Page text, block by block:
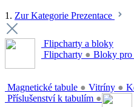
1. Zur Kategorie Prezentace
Flipcharty a bloky
Flipcharty ● Bloky
Magnetické tabule ● Vitríny ●
Příslušenství k tabulím ●